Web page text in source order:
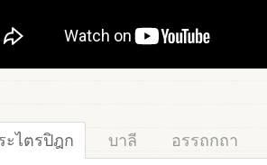
ะไตรปิฎก บาลี อรรถกถา